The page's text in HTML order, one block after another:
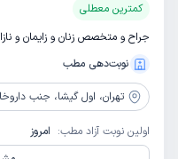
کمترین معطلی
جراح و متخصص زنان و زایمان و
نوبت‌دهی مطب
تهران، اول گیشا، جنب داروخانه
اولین نوبت آزاد مطب: امروز